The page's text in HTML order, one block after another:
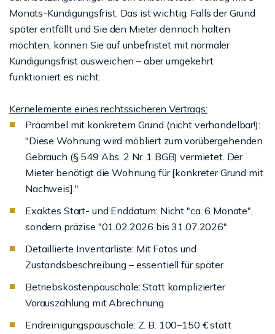
Monats-Kündigungsfrist. Das ist wichtig: Falls der Grund
später entfällt und Sie den Mieter dennoch halten
möchten, können Sie auf unbefristet mit normaler
Kündigungsfrist ausweichen – aber umgekehrt
funktioniert es nicht.
Kernelemente eines rechtssicheren Vertrags:
Präambel mit konkretem Grund (nicht verhandelbar!):
"Diese Wohnung wird möbliert zum vorübergehenden
Gebrauch (§ 549 Abs. 2 Nr. 1 BGB) vermietet. Der
Mieter benötigt die Wohnung für [konkreter Grund mit
Nachweis]."
Exaktes Start- und Enddatum: Nicht "ca. 6 Monate",
sondern präzise "01.02.2026 bis 31.07.2026"
Detaillierte Inventarliste: Mit Fotos und
Zustandsbeschreibung – essentiell für später
Betriebskostenpauschale: Statt komplizierter
Vorauszahlung mit Abrechnung
Endreinigungspauschale: Z. B. 100–150 € statt